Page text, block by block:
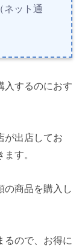
ネット通
入するのにおす
が出店してお
す。
の商品を購入し
るので、お得に